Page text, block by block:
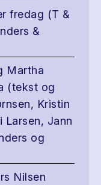
fredag (T &
&
Martha
(tekst og
Kristin
Larsen, Jann
og
Nilsen